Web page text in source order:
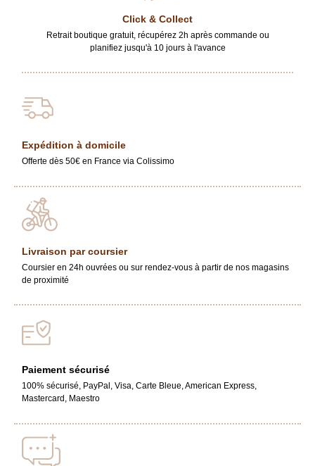
Click & Collect
Retrait boutique gratuit, récupérez 2h après commande ou
planifiez jusqu'à 10 jours à l'avance
Expédition à domicile
Offerte dès 50€ en France via Colissimo
Livraison par coursier
Coursier en 24h ouvrées ou sur rendez-vous à partir de nos magasins
de proximité
Paiement sécurisé
100% sécurisé, PayPal, Visa, Carte Bleue, American Express,
Mastercard, Maestro